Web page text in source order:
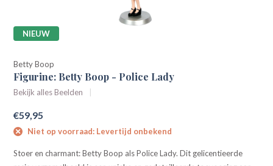
NIEUW
Betty Boop
Figurine: Betty Boop - Police Lady
Bekijk alles Beelden
€59,95
Niet op voorraad: Levertijd onbekend
Stoer en charmant: Betty Boop als Police Lady. Dit gelicentieerde